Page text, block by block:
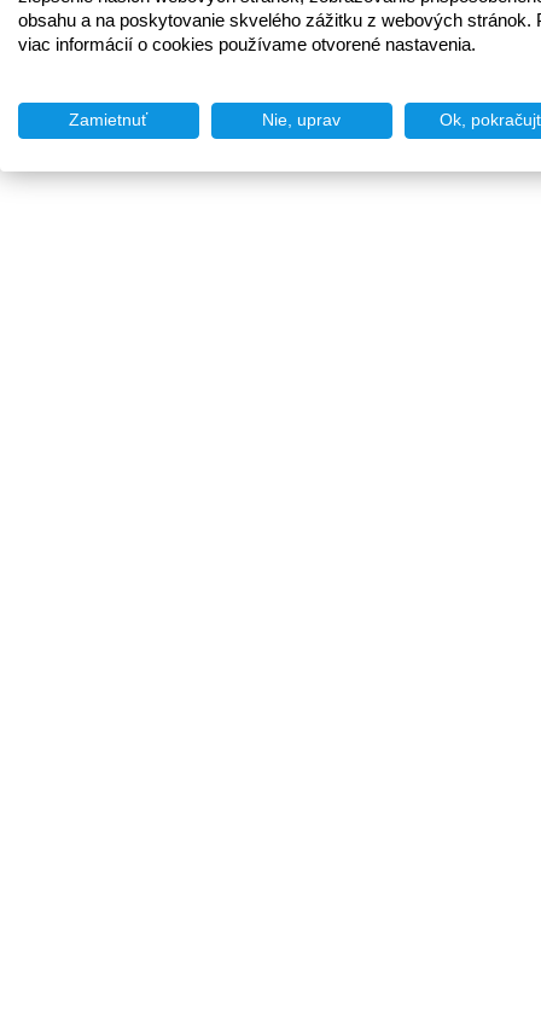
obsahu a na poskytovanie skvelého zážitku z webových stránok.
viac informácií o cookies používame otvorené nastavenia.
Zamietnuť Nie, uprav Ok,